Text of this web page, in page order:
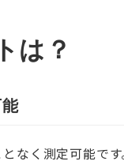
は？
なく測定可能で